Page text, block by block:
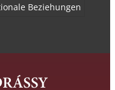
Beziehungen